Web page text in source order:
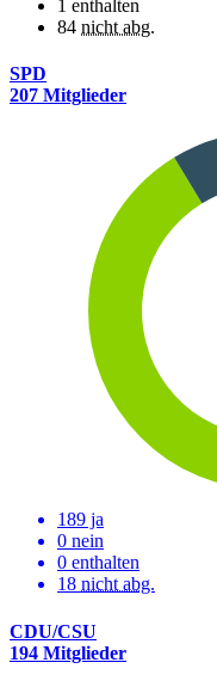
1 enthalten
84 nicht abg.
SPD
207 Mitglieder
189 ja
0 nein
0 enthalten
18 nicht abg.
CDU/CSU
194 Mitglieder